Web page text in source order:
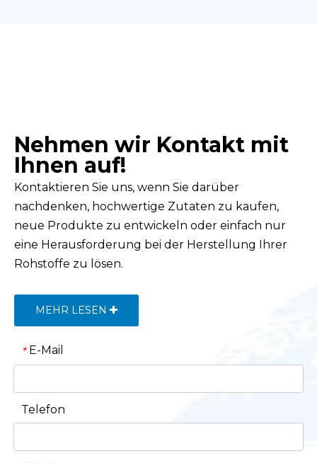
Nehmen wir Kontakt mit
Ihnen auf!
Kontaktieren Sie uns, wenn Sie darüber
nachdenken, hochwertige Zutaten zu kaufen,
neue Produkte zu entwickeln oder einfach nur
eine Herausforderung bei der Herstellung Ihrer
Rohstoffe zu lösen.
MEHR LESEN
* E-Mail
Telefon